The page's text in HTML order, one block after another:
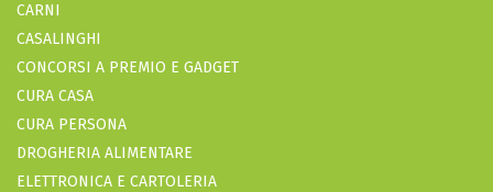
CARNI
CASALINGHI
CONCORSI A PREMIO E GADGET
CURA CASA
CURA PERSONA
DROGHERIA ALIMENTARE
ELETTRONICA E CARTOLERIA